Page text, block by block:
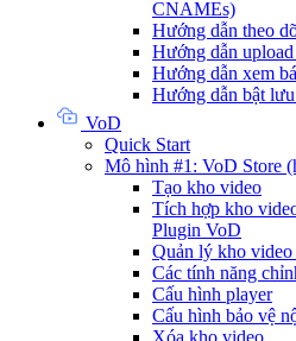
CNAMEs)
Hướng dẫn theo
Hướng dẫn
Hướng dẫn xem
Hướng dẫn bật
VoD
Quick Start
Mô hình #1: VoD Store
Tạo kho video
Tích hợp kho
Plugin VoD
Quản lý kho
Các tính năng
Cấu hình player
Cấu hình bảo vệ
Xóa kho video